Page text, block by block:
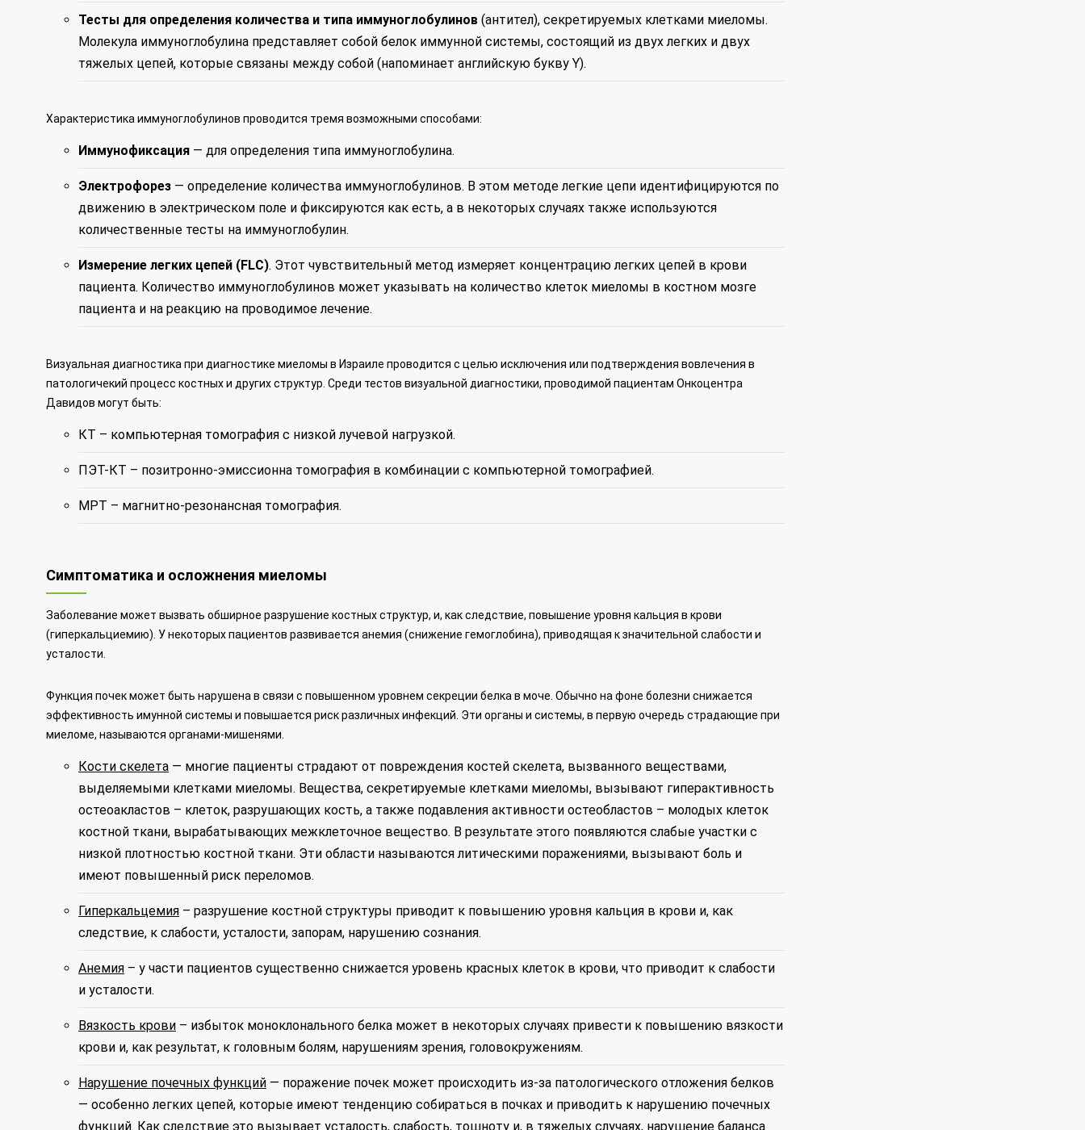
Тесты для определения количества и типа иммуноглобулинов (антител), секретируемых клетками миеломы.
Молекула иммуноглобулина представляет собой белок иммунной системы, состоящий из двух легких и двух
тяжелых цепей, которые связаны между собой (напоминает английскую букву Y).
Характеристика иммуноглобулинов проводится тремя возможными способами:
Иммунофиксация — для определения типа иммуноглобулина.
Электрофорез — определение количества иммуноглобулинов. В этом методе легкие цепи идентифицируются по
движению в электрическом поле и фиксируются как есть, а в некоторых случаях также используются
количественные тесты на иммуноглобулин.
Измерение легких цепей (FLC). Этот чувствительный метод измеряет концентрацию легких цепей в крови
пациента. Количество иммуноглобулинов может указывать на количество клеток миеломы в костном мозге
пациента и на реакцию на проводимое лечение.
Визуальная диагностика при диагностике миеломы в Израиле проводится с целью исключения или подтверждения вовлечения в
патологичекий процесс костных и других структур. Среди тестов визуальной диагностики, проводимой пациентам Онкоцентра
Давидов могут быть:
КТ – компьютерная томография с низкой лучевой нагрузкой.
ПЭТ-КТ – позитронно-эмиссионна томография в комбинации с компьютерной томографией.
МРТ – магнитно-резонансная томография.
Симптоматика и осложнения миеломы
Заболевание может вызвать обширное разрушение костных структур, и, как следствие, повышение уровня кальция в крови
(гиперкальциемию). У некоторых пациентов развивается анемия (снижение гемоглобина), приводящая к значительной слабости и
усталости.
Функция почек может быть нарушена в связи с повышенном уровнем секреции белка в моче. Обычно на фоне болезни снижается
эффективность имунной системы и повышается риск различных инфекций. Эти органы и системы, в первую очередь страдающие при
миеломе, называются органами-мишенями.
Кости скелета — многие пациенты страдают от повреждения костей скелета, вызванного веществами,
выделяемыми клетками миеломы. Вещества, секретируемые клетками миеломы, вызывают гиперактивность
остеоакластов – клеток, разрушающих кость, а также подавления активности остеобластов – молодых клеток
костной ткани, вырабатывающих межклеточное вещество. В результате этого появляются слабые участки с
низкой плотностью костной ткани. Эти области называются литическими поражениями, вызывают боль и
имеют повышенный риск переломов.
Гиперкальцемия – разрушение костной структуры приводит к повышению уровня кальция в крови и, как
следствие, к слабости, усталости, запорам, нарушению сознания.
Анемия – у части пациентов существенно снижается уровень красных клеток в крови, что приводит к слабости
и усталости.
Вязкость крови – избыток моноклонального белка может в некоторых случаях привести к повышению вязкости
крови и, как результат, к головным болям, нарушениям зрения, головокружениям.
Нарушение почечных функций — поражение почек может происходить из-за патологического отложения белков
— особенно легких цепей, которые имеют тенденцию собираться в почках и приводить к нарушению почечных
функций. Как следствие это вызывает усталость, слабость, тошноту и, в тяжелых случаях, нарушение баланса